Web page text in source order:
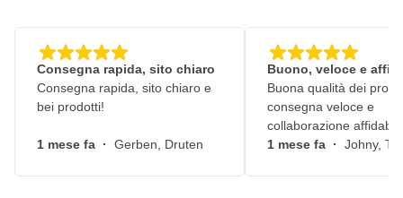
Consegna rapida, sito chiaro
Consegna rapida, sito chiaro e
bei prodotti!
1 mese fa · Gerben, Druten
Buono, veloce e
Buona qualità dei
consegna veloce e
collaborazione
1 mese fa · Johny,